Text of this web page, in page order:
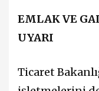
EMLAK VE
UYARI
Ticaret